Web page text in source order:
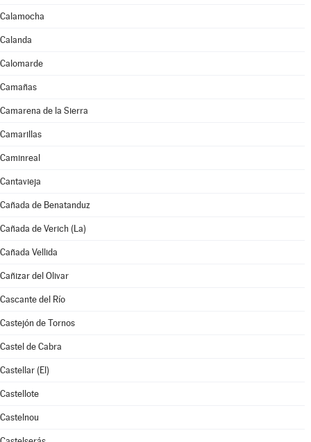
Calamocha
Calanda
Calomarde
Camañas
Camarena de la Sierra
Camarillas
Caminreal
Cantavieja
Cañada de Benatanduz
Cañada de Verich (La)
Cañada Vellida
Cañizar del Olivar
Cascante del Río
Castejón de Tornos
Castel de Cabra
Castellar (El)
Castellote
Castelnou